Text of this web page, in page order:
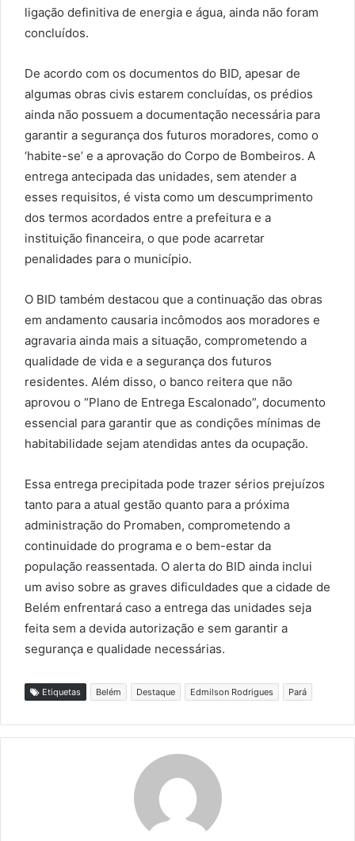
ligação definitiva de energia e água, ainda não foram
concluídos.
De acordo com os documentos do BID, apesar de
algumas obras civis estarem concluídas, os prédios
ainda não possuem a documentação necessária para
garantir a segurança dos futuros moradores, como o
‘habite-se’ e a aprovação do Corpo de Bombeiros. A
entrega antecipada das unidades, sem atender a
esses requisitos, é vista como um descumprimento
dos termos acordados entre a prefeitura e a
instituição financeira, o que pode acarretar
penalidades para o município.
O BID também destacou que a continuação das obras
em andamento causaria incômodos aos moradores e
agravaria ainda mais a situação, comprometendo a
qualidade de vida e a segurança dos futuros
residentes. Além disso, o banco reitera que não
aprovou o “Plano de Entrega Escalonado”, documento
essencial para garantir que as condições mínimas de
habitabilidade sejam atendidas antes da ocupação.
Essa entrega precipitada pode trazer sérios prejuízos
tanto para a atual gestão quanto para a próxima
administração do Promaben, comprometendo a
continuidade do programa e o bem-estar da
população reassentada. O alerta do BID ainda inclui
um aviso sobre as graves dificuldades que a cidade de
Belém enfrentará caso a entrega das unidades seja
feita sem a devida autorização e sem garantir a
segurança e qualidade necessárias.
Etiquetas Belém Destaque Edmilson Rodrigues Pará